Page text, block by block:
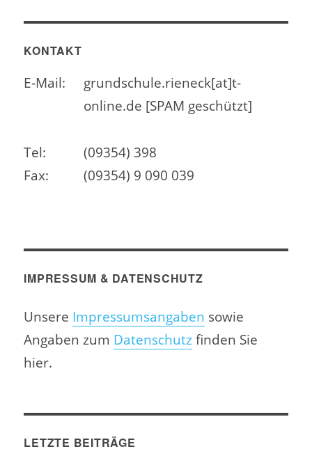
KONTAKT
E-Mail:
grundschule.rieneck[at]t-
online.de [SPAM geschützt]
Tel:
(09354) 398
Fax:
(09354) 9 090 039
IMPRESSUM & DATENSCHUTZ
Unsere Impressumsangaben sowie
Angaben zum Datenschutzfinden Sie
hier.
LETZTE BEITRÄGE